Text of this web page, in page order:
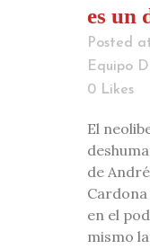
es un
Posted
Equipo
0 Likes
El
de
en el
mismo